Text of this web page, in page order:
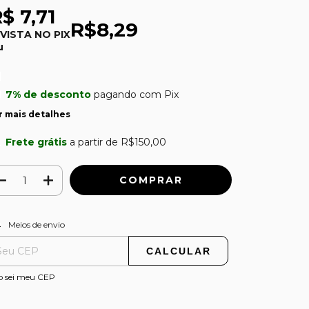
7,71
NO PIXR$8,29
7% de descontopagando com Pix
mais detalhes
Frete grátis a partir de R$150,00
para o CEP:
Meios de envio
CALCULAR
sei meu CEP